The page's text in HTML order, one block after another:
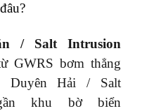
/ Salt Intrusion
GWRS bơm thẳng
Duyên Hải / Salt
khu bờ biển